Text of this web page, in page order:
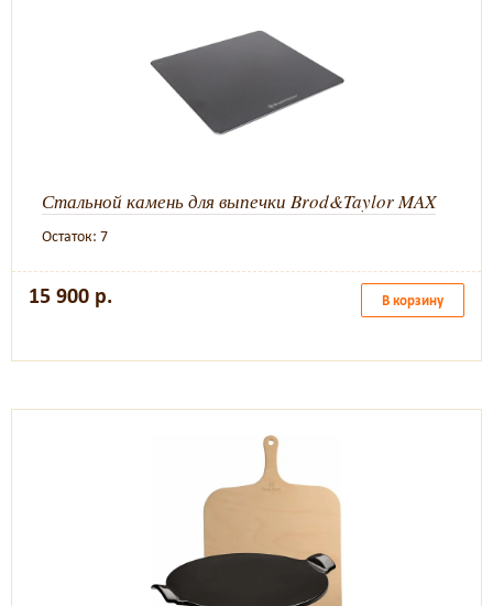
Стальной камень для выпечки Brod&Taylor MAX
Остаток: 7
15 900 р. В корзину